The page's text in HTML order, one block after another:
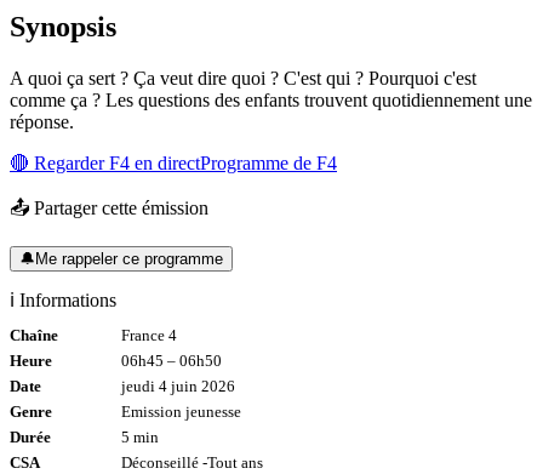
Synopsis
A quoi ça sert ? Ça veut dire quoi ? C'est qui ? Pourquoi c'est
comme ça ? Les questions des enfants trouvent quotidiennement une
réponse.
🔴 RegarderF4 en directProgramme de F4
📤 Partager cette émission
🔔Me rappeler ce programme
ℹ️ Informations
Chaîne
France 4
Heure
06h45 – 06h50
Date
jeudi 4 juin 2026
Genre
Emission jeunesse
Durée
5 min
CSA
Déconseillé -Tout ans